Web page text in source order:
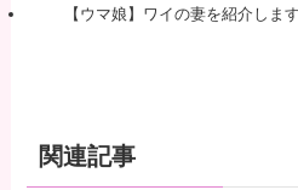
【ウマ娘】ワイの妻を紹介しま
関連記事